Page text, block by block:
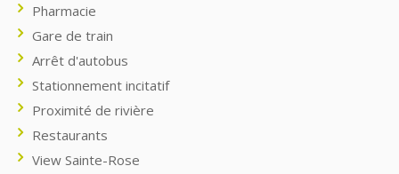
Pharmacie
Gare de train
Arrêt d'autobus
Stationnement incitatif
Proximité de rivière
Restaurants
View Sainte-Rose